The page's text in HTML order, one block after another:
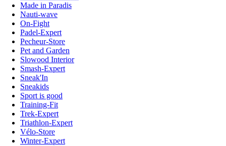
Made in Paradis
Nauti-wave
On-Fight
Padel-Expert
Pecheur-Store
Pet and Garden
Slowood Interior
Smash-Expert
Sneak'In
Sneakids
Sport is good
Training-Fit
Trek-Expert
Triathlon-Expert
Vélo-Store
Winter-Expert